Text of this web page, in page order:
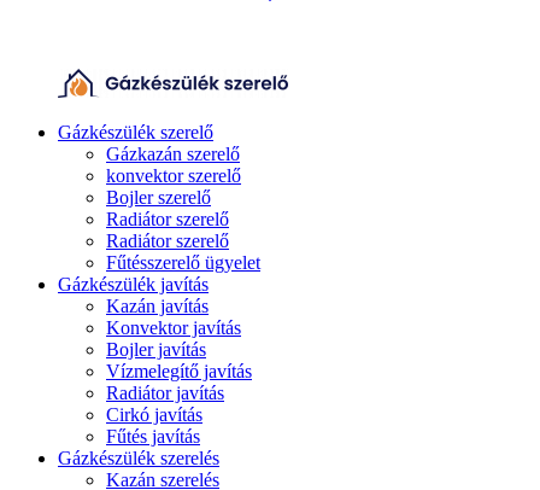
Gázkészülék szerelő
Gázkazán szerelő
konvektor szerelő
Bojler szerelő
Radiátor szerelő
Radiátor szerelő
Fűtésszerelő ügyelet
Gázkészülék javítás
Kazán javítás
Konvektor javítás
Bojler javítás
Vízmelegítő javítás
Radiátor javítás
Cirkó javítás
Fűtés javítás
Gázkészülék szerelés
Kazán szerelés